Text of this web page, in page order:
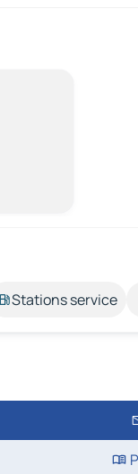
Stations service